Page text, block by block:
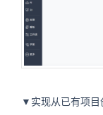
▼实现从已有项目